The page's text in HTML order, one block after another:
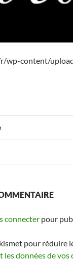
wp-content/
connecter pour
pour réduire
les données de